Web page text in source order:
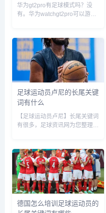
华为gt2pro有足球模式吗？没
有。华为watchgt2pro可以游
机、网球、冲浪、攀岩等运动
外，还有十余门从初阶到高阶的
跑步课程。可以佩带游泳，...
足球运动员卢尼的长尾关键
词有什么
【足球运动员卢尼】长尾关键词
有很多，足球资讯网为您整理各
动员卢尼逊简介,足球运动员卢
尼是谁,足球运动员鲁尼,足球运
动员卢克,卢林足球运动员,...
德国怎么培训足球运动员的